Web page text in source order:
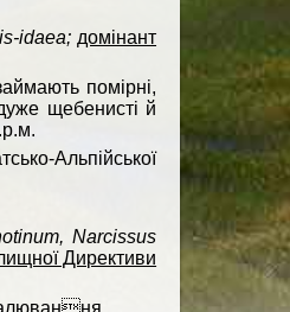
idaea; домінант
помірні,
щебенисті й
Альпійської
Narcissus
Директиви